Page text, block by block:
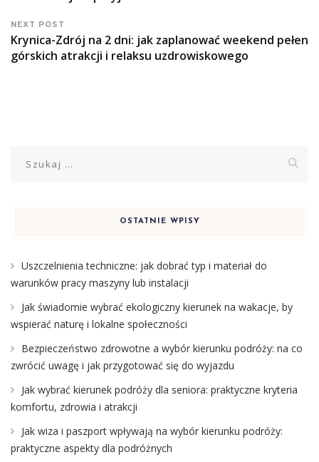
NEXT POST
Krynica-Zdrój na 2 dni: jak zaplanować weekend pełen
górskich atrakcji i relaksu uzdrowiskowego
OSTATNIE WPISY
Uszczelnienia techniczne: jak dobrać typ i materiał do
warunków pracy maszyny lub instalacji
Jak świadomie wybrać ekologiczny kierunek na wakacje, by
wspierać naturę i lokalne społeczności
Bezpieczeństwo zdrowotne a wybór kierunku podróży: na co
zwrócić uwagę i jak przygotować się do wyjazdu
Jak wybrać kierunek podróży dla seniora: praktyczne kryteria
komfortu, zdrowia i atrakcji
Jak wiza i paszport wpływają na wybór kierunku podróży:
praktyczne aspekty dla podróżnych